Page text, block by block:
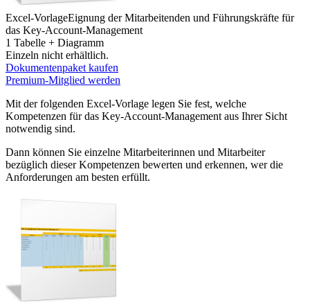
Excel-VorlageEignung der Mitarbeitenden und Führungskräfte für
das Key-Account-Management
1 Tabelle + Diagramm
Einzeln nicht erhältlich.
Dokumentenpaket kaufen
Premium-Mitglied werden
Mit der folgenden Excel-Vorlage legen Sie fest, welche
Kompetenzen für das Key-Account-Management aus Ihrer Sicht
notwendig sind.
Dann können Sie einzelne Mitarbeiterinnen und Mitarbeiter
bezüglich dieser Kompetenzen bewerten und erkennen, wer die
Anforderungen am besten erfüllt.